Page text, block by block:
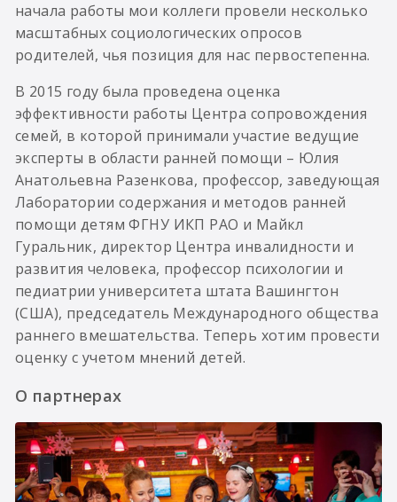
начала работы мои коллеги провели несколько
масштабных социологических опросов
родителей, чья позиция для нас первостепенна.
В 2015 году была проведена оценка
эффективности работы Центра сопровождения
семей, в которой принимали участие ведущие
эксперты в области ранней помощи – Юлия
Анатольевна Разенкова, профессор, заведующая
Лаборатории содержания и методов ранней
помощи детям ФГНУ ИКП РАО и Майкл
Гуральник, директор Центра инвалидности и
развития человека, профессор психологии и
педиатрии университета штата Вашингтон
(США), председатель Международного общества
раннего вмешательства. Теперь хотим провести
оценку с учетом мнений детей.
О партнерах